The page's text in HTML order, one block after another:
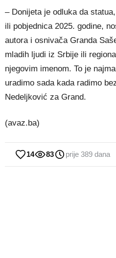
– Donijeta je odluka da
ili pobjednica 2025. godine,
autora i osnivača Granda
mladih ljudi iz Srbije ili
njegovim imenom. To je
uradimo sada kada radimo
Nedeljković za Grand.
(avaz.ba)
14 83 prije 389 dana